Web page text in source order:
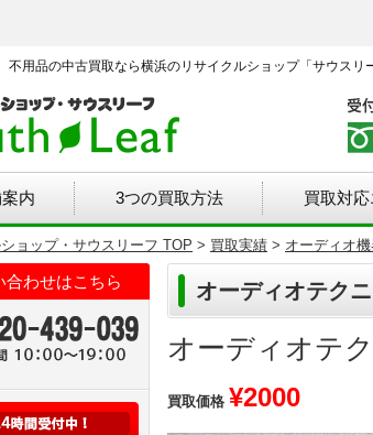
不用品の中古買取なら横浜のリサイクルショップ「サウスリ
内 3つの買取方法 買取対
ョップ・サウスリーフ TOP > 買取実績 > オーディオ機
オーディオテク
オーディオテ
買取価格 ¥2000
合わせはこちら